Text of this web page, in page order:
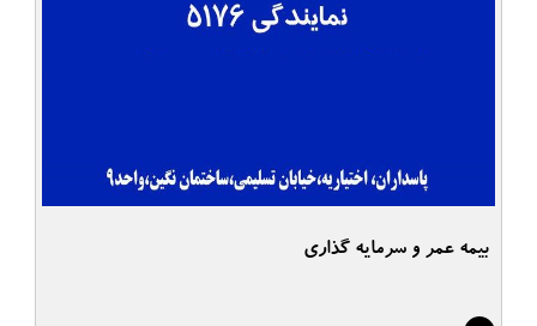
بیمه عمر و سرمایه گذاری